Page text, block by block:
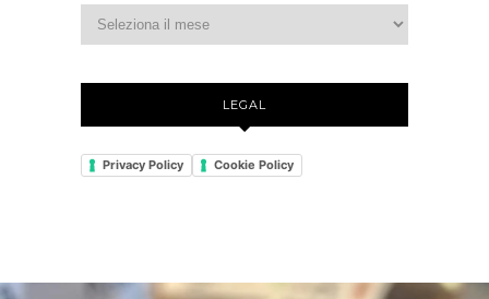
LEGAL
Privacy Policy Cookie Policy